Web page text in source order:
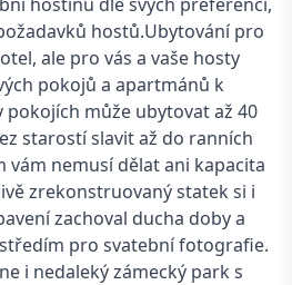
hostů.Ubytování pro
ale pro vás a vaše hosty
pokojů a apartmánů k
pokojích může ubytovat až 40
starostí slavit až do ranních
vám nemusí dělat ani kapacita
zrekonstruovaný statek si i
zachoval ducha doby a
pro svatební fotografie.
i nedaleký zámecký park s